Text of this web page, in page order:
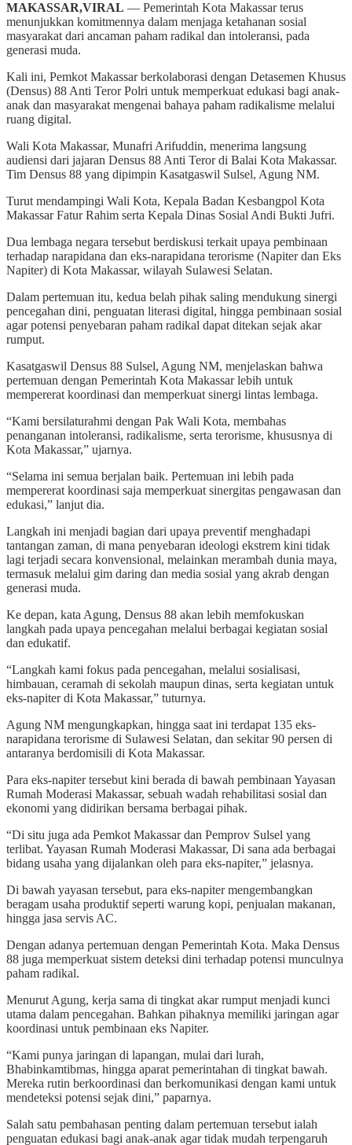
MAKASSAR,VIRAL — Pemerintah Kota Makassar terus
menunjukkan komitmennya dalam menjaga ketahanan sosial
masyarakat dari ancaman paham radikal dan intoleransi, pada
generasi muda.
Kali ini, Pemkot Makassar berkolaborasi dengan Detasemen Khusus
(Densus) 88 Anti Teror Polri untuk memperkuat edukasi bagi anak-
anak dan masyarakat mengenai bahaya paham radikalisme melalui
ruang digital.
Wali Kota Makassar, Munafri Arifuddin, menerima langsung
audiensi dari jajaran Densus 88 Anti Teror di Balai Kota Makassar.
Tim Densus 88 yang dipimpin Kasatgaswil Sulsel, Agung NM.
Turut mendampingi Wali Kota, Kepala Badan Kesbangpol Kota
Makassar Fatur Rahim serta Kepala Dinas Sosial Andi Bukti Jufri.
Dua lembaga negara tersebut berdiskusi terkait upaya pembinaan
terhadap narapidana dan eks-narapidana terorisme (Napiter dan Eks
Napiter) di Kota Makassar, wilayah Sulawesi Selatan.
Dalam pertemuan itu, kedua belah pihak saling mendukung sinergi
pencegahan dini, penguatan literasi digital, hingga pembinaan sosial
agar potensi penyebaran paham radikal dapat ditekan sejak akar
rumput.
Kasatgaswil Densus 88 Sulsel, Agung NM, menjelaskan bahwa
pertemuan dengan Pemerintah Kota Makassar lebih untuk
mempererat koordinasi dan memperkuat sinergi lintas lembaga.
“Kami bersilaturahmi dengan Pak Wali Kota, membahas
penanganan intoleransi, radikalisme, serta terorisme, khususnya di
Kota Makassar,” ujarnya.
“Selama ini semua berjalan baik. Pertemuan ini lebih pada
mempererat koordinasi saja memperkuat sinergitas pengawasan dan
edukasi,” lanjut dia.
Langkah ini menjadi bagian dari upaya preventif menghadapi
tantangan zaman, di mana penyebaran ideologi ekstrem kini tidak
lagi terjadi secara konvensional, melainkan merambah dunia maya,
termasuk melalui gim daring dan media sosial yang akrab dengan
generasi muda.
Ke depan, kata Agung, Densus 88 akan lebih memfokuskan
langkah pada upaya pencegahan melalui berbagai kegiatan sosial
dan edukatif.
“Langkah kami fokus pada pencegahan, melalui sosialisasi,
himbauan, ceramah di sekolah maupun dinas, serta kegiatan untuk
eks-napiter di Kota Makassar,” tuturnya.
Agung NM mengungkapkan, hingga saat ini terdapat 135 eks-
narapidana terorisme di Sulawesi Selatan, dan sekitar 90 persen di
antaranya berdomisili di Kota Makassar.
Para eks-napiter tersebut kini berada di bawah pembinaan Yayasan
Rumah Moderasi Makassar, sebuah wadah rehabilitasi sosial dan
ekonomi yang didirikan bersama berbagai pihak.
“Di situ juga ada Pemkot Makassar dan Pemprov Sulsel yang
terlibat. Yayasan Rumah Moderasi Makassar, Di sana ada berbagai
bidang usaha yang dijalankan oleh para eks-napiter,” jelasnya.
Di bawah yayasan tersebut, para eks-napiter mengembangkan
beragam usaha produktif seperti warung kopi, penjualan makanan,
hingga jasa servis AC.
Dengan adanya pertemuan dengan Pemerintah Kota. Maka Densus
88 juga memperkuat sistem deteksi dini terhadap potensi munculnya
paham radikal.
Menurut Agung, kerja sama di tingkat akar rumput menjadi kunci
utama dalam pencegahan. Bahkan pihaknya memiliki jaringan agar
koordinasi untuk pembinaan eks Napiter.
“Kami punya jaringan di lapangan, mulai dari lurah,
Bhabinkamtibmas, hingga aparat pemerintahan di tingkat bawah.
Mereka rutin berkoordinasi dan berkomunikasi dengan kami untuk
mendeteksi potensi sejak dini,” paparnya.
Salah satu pembahasan penting dalam pertemuan tersebut ialah
penguatan edukasi bagi anak-anak agar tidak mudah terpengaruh